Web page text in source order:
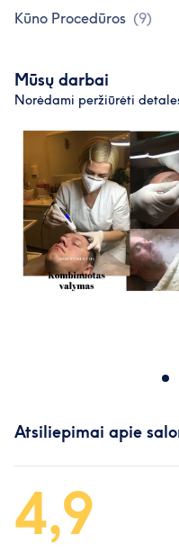
Kūno Procedūros (9)
Mūsų darbai
Norėdami peržiūrėti
Atsiliepimai apie
4,9